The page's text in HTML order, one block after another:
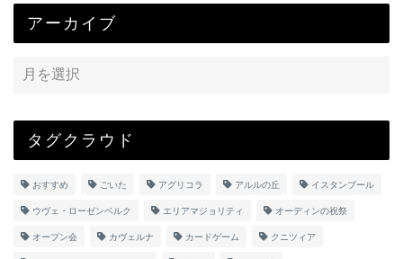
アーカイブ
タグクラウド
おすすめ ごいた アグリコラ アルルの丘 イスタンブール
ウヴェ・ローゼンベルク エリアマジョリティ オーディンの祝祭
オープン会 カヴェルナ カードゲーム クニツィア